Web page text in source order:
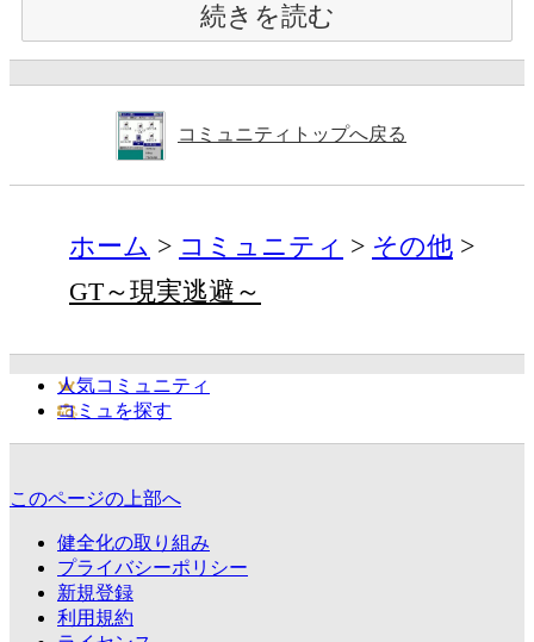
続きを読む
コミュニティトップへ戻る
ホーム コミュニティ
その他
GT～現実逃避～
人気コミュニティ
コミュを探す
このページの上部へ
健全化の取り組み
プライバシーポリシー
新規登録
利用規約